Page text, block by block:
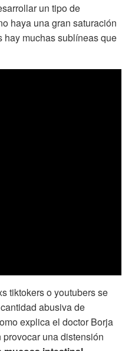
un tipo de
haya una gran saturación
hay muchas sublíneas que
tiktokers o youtubers se
abusiva de
explica el doctor Borja
una distensión